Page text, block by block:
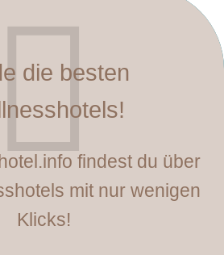
die besten
findest du über
mit nur wenigen
Klicks!